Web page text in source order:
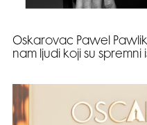
Oskarovac Pawel
nam ljudi koji su